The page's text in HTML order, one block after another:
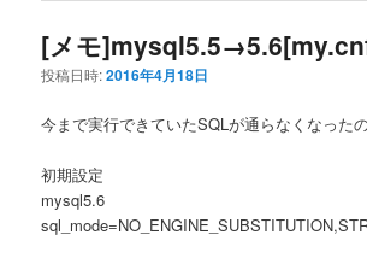
[メモ
投稿日時:2016年4月18日
今まで実行できていたSQLが通らなくなった
初期設定
mysql5.6